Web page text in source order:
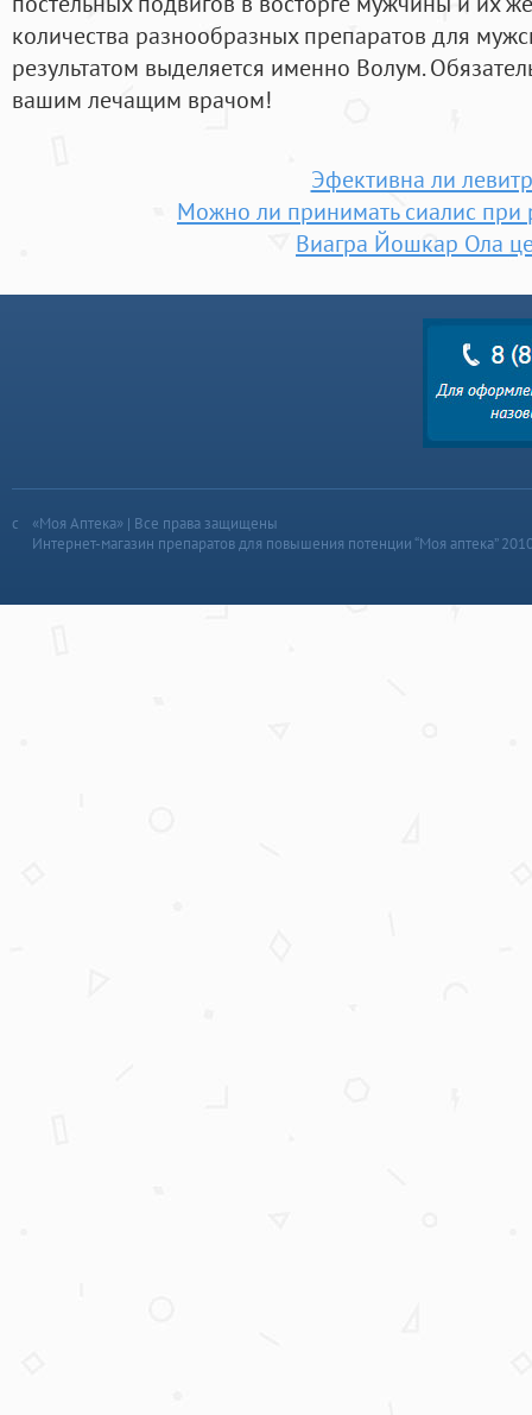
количества разнообразных препаратов для
результатом выделяется именно Волум.
вашим лечащим врачом!
Эфективна ли
Можно ли принимать сиалис при
Виагра Йошкар Ола
«Моя Аптека» | Все права защищены
Интернет-магазин препаратов для повышения потенции “Моя аптека”